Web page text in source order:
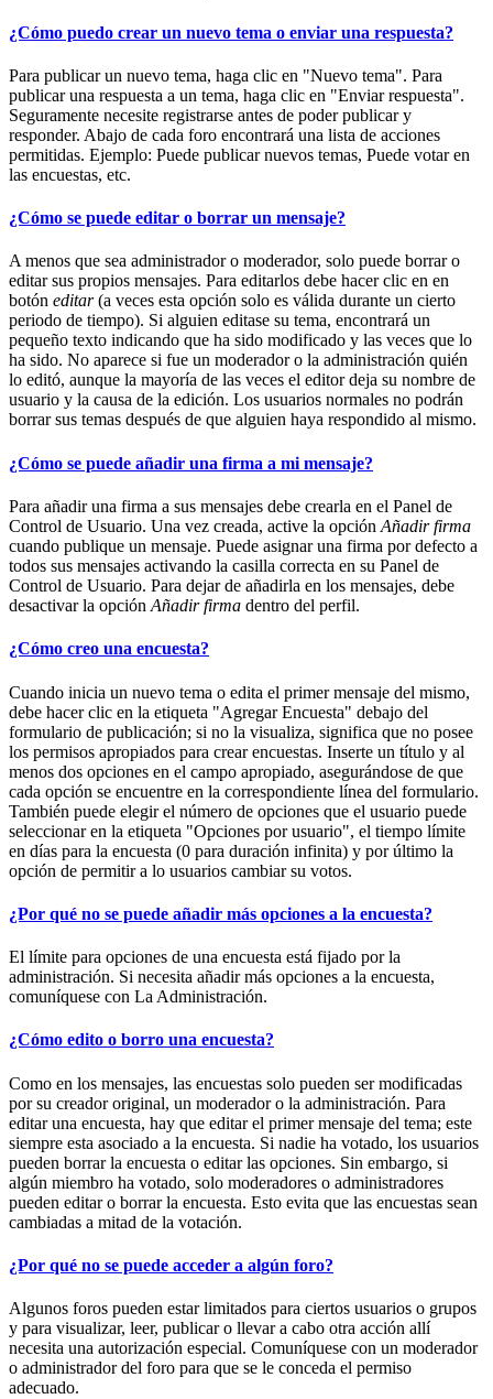
¿Cómo puedo crear un nuevo tema o enviar una respuesta?
Para publicar un nuevo tema, haga clic en "Nuevo tema". Para
publicar una respuesta a un tema, haga clic en "Enviar respuesta".
Seguramente necesite registrarse antes de poder publicar y
responder. Abajo de cada foro encontrará una lista de acciones
permitidas. Ejemplo: Puede publicar nuevos temas, Puede votar en
las encuestas, etc.
¿Cómo se puede editar o borrar un mensaje?
A menos que sea administrador o moderador, solo puede borrar o
editar sus propios mensajes. Para editarlos debe hacer clic en en
botón editar(a veces esta opción solo es válida durante un cierto
periodo de tiempo). Si alguien editase su tema, encontrará un
pequeño texto indicando que ha sido modificado y las veces que lo
ha sido. No aparece si fue un moderador o la administración quién
lo editó, aunque la mayoría de las veces el editor deja su nombre de
usuario y la causa de la edición. Los usuarios normales no podrán
borrar sus temas después de que alguien haya respondido al mismo.
¿Cómo se puede añadir una firma a mi mensaje?
Para añadir una firma a sus mensajes debe crearla en el Panel de
Control de Usuario. Una vez creada, active la opción Añadir firma
cuando publique un mensaje. Puede asignar una firma por defecto a
todos sus mensajes activando la casilla correcta en su Panel de
Control de Usuario. Para dejar de añadirla en los mensajes, debe
desactivar la opción Añadir firma dentro del perfil.
¿Cómo creo una encuesta?
Cuando inicia un nuevo tema o edita el primer mensaje del mismo,
debe hacer clic en la etiqueta "Agregar Encuesta" debajo del
formulario de publicación; si no la visualiza, significa que no posee
los permisos apropiados para crear encuestas. Inserte un título y al
menos dos opciones en el campo apropiado, asegurándose de que
cada opción se encuentre en la correspondiente línea del formulario.
También puede elegir el número de opciones que el usuario puede
seleccionar en la etiqueta "Opciones por usuario", el tiempo límite
en días para la encuesta (0 para duración infinita) y por último la
opción de permitir a lo usuarios cambiar su votos.
¿Por qué no se puede añadir más opciones a la encuesta?
El límite para opciones de una encuesta está fijado por la
administración. Si necesita añadir más opciones a la encuesta,
comuníquese con La Administración.
¿Cómo edito o borro una encuesta?
Como en los mensajes, las encuestas solo pueden ser modificadas
por su creador original, un moderador o la administración. Para
editar una encuesta, hay que editar el primer mensaje del tema; este
siempre esta asociado a la encuesta. Si nadie ha votado, los usuarios
pueden borrar la encuesta o editar las opciones. Sin embargo, si
algún miembro ha votado, solo moderadores o administradores
pueden editar o borrar la encuesta. Esto evita que las encuestas sean
cambiadas a mitad de la votación.
¿Por qué no se puede acceder a algún foro?
Algunos foros pueden estar limitados para ciertos usuarios o grupos
y para visualizar, leer, publicar o llevar a cabo otra acción allí
necesita una autorización especial. Comuníquese con un moderador
o administrador del foro para que se le conceda el permiso
adecuado.